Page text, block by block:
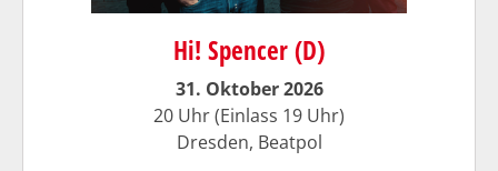
Hi! Spencer (D)
31. Oktober 2026
20 Uhr (Einlass 19 Uhr)
Dresden, Beatpol